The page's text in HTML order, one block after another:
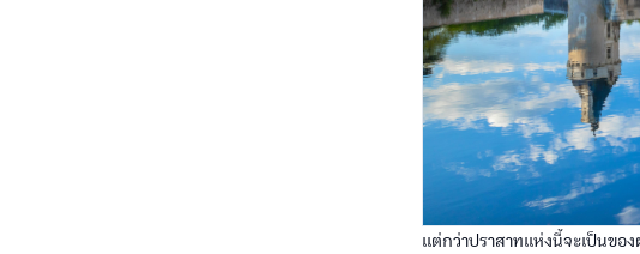
แต่กว่าปราสาทแห่งนี้จะเป็นขอ